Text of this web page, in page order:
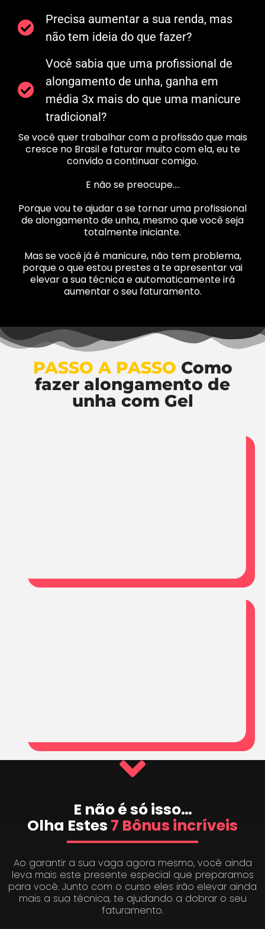
Precisa aumentar a sua renda, mas
não tem ideia do que fazer?
Você sabia que uma profissional de
alongamento de unha, ganha em
média 3x mais do que uma manicure
tradicional?
Se você quer trabalhar com a profissão que mais
cresce no Brasil e faturar muito com ela, eu te
convido a continuar comigo.
E não se preocupe….
Porque vou te ajudar a se tornar uma profissional
de alongamento de unha, mesmo que você seja
totalmente iniciante.
Mas se você já é manicure, não tem problema,
porque o que estou prestes a te apresentar vai
elevar a sua técnica e automaticamente irá
aumentar o seu faturamento.
PASSO A PASSO Como
fazer alongamento de
unha com Gel
E não é só isso…
Olha Estes 7 Bônus incríveis
Ao garantir a sua vaga agora mesmo, você ainda
leva mais este presente especial que preparamos
para você. Junto com o curso eles irão elevar ainda
mais a sua técnica, te ajudando a dobrar o seu
faturamento.